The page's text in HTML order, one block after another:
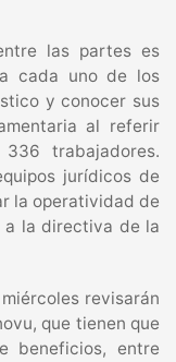
las partes es
cada uno de los
y conocer sus
al referir
trabajadores.
jurídicos de
la operatividad de
a la directiva de la
revisarán
que tienen que
beneficios, entre